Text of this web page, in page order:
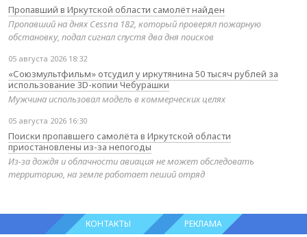
Пропавший в Иркутской области самолёт найден
Пропавший на днях Cessna 182, который проверял пожарную
обстановку, подал сигнал спустя два дня поисков
05 августа 2026 18:32
«Союзмультфильм» отсудил у иркутянина 50 тысяч рублей за
использование 3D-копии Чебурашки
Мужчина использовал модель в коммерческих целях
05 августа 2026 16:30
Поиски пропавшего самолёта в Иркутской области
приостановлены из-за непогоды
Из-за дождя и облачности авиация не может обследовать
территорию, на земле работает пеший отряд
КОНТАКТЫ РЕКЛАМА